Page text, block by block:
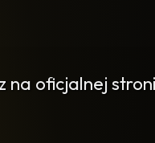
na oficjalnej